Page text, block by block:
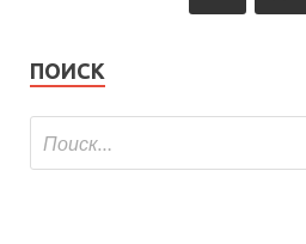
ПОИСК